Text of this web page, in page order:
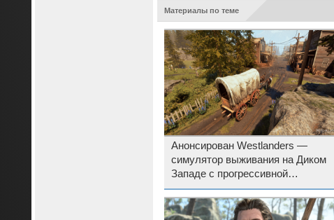
Материалы по теме
Анонсирован Westlanders —
симулятор выживания на Диком
Западе с прогрессивной
экономической моделью